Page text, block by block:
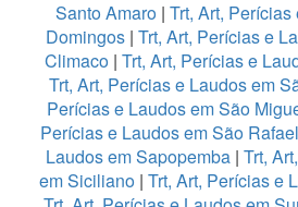
Santo Amaro | Trt, Art,
Domingos| Trt, Art, Perícias e
Climaco| Trt, Art, Perícias e
Trt, Art, Perícias e Laudos em
Perícias e Laudos em São
Perícias e Laudos em São Rafael
Laudos em Sapopemba | Trt,
em Siciliano | Trt, Art, Perícias e